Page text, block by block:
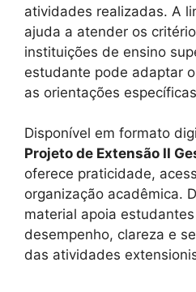
atividades realizadas. A
ajuda a atender os
instituições de ensino
estudante pode adaptar
as orientações
Disponível em formato
Projeto de Extensão II
oferece praticidade,
organização acadêmica.
material apoia
desempenho, clareza e
das atividades